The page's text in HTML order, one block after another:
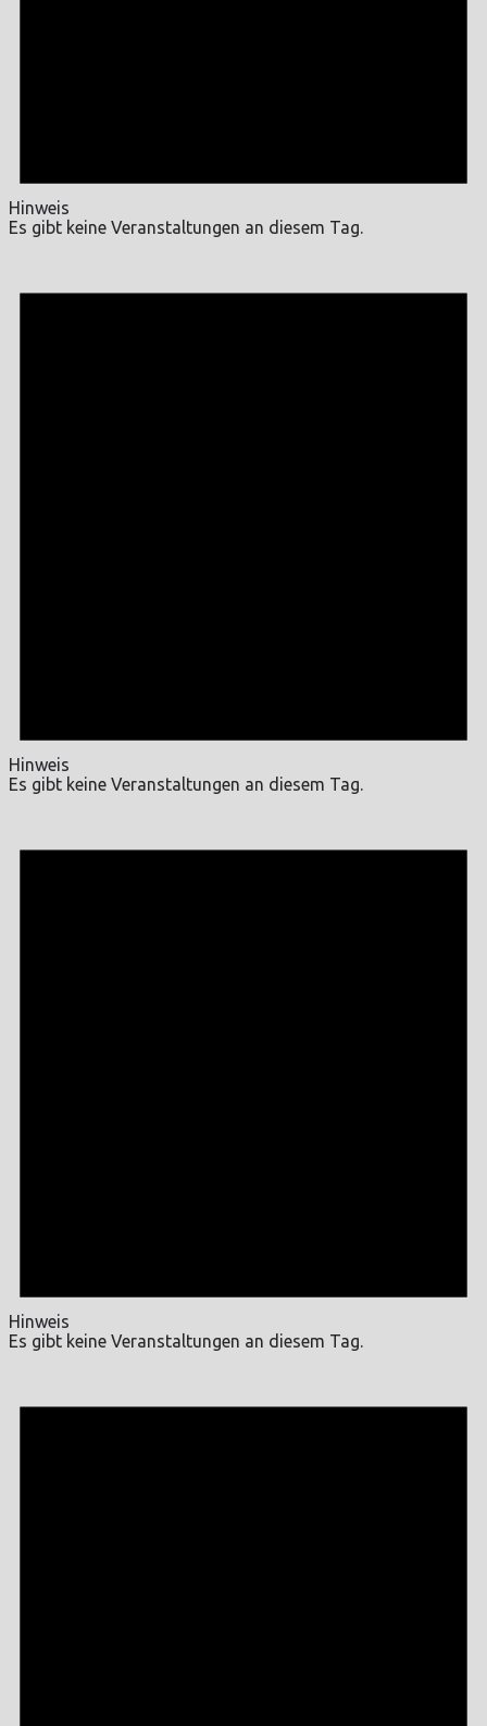
Hinweis
Es gibt keine Veranstaltungen an diesem Tag.
Hinweis
Es gibt keine Veranstaltungen an diesem Tag.
Hinweis
Es gibt keine Veranstaltungen an diesem Tag.